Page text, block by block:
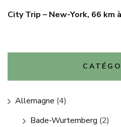
City Trip – New-York, 66 km
Allemagne (4)
Bade-Wurtemberg (2)